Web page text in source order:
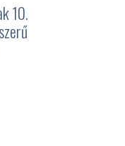
10.